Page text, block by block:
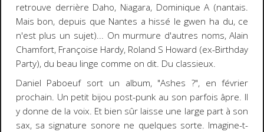
retrouve derrière Daho, Niagara, Dominique A (nantais.
Mais bon, depuis que Nantes a hissé le gwen ha du, ce
n'est plus un sujet)... On murmure d'autres noms, Alain
Chamfort, Françoise Hardy, Roland S Howard (ex-Birthday
Party), du beau linge comme on dit. Du classieux.
Daniel Paboeuf sort un album, "Ashes ?", en février
prochain. Un petit bijou post-punk au son parfois âpre. Il
y donne de la voix. Et bien sûr laisse une large part à son
sax, sa signature sonore ne quelques sorte. Imagine-t-